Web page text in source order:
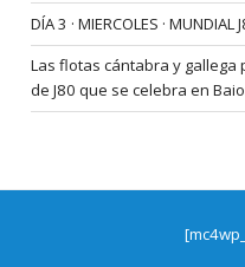
DÍA 3 · MIERCOLES ·
Las flotas cántabra y
de J80 que se celebra en